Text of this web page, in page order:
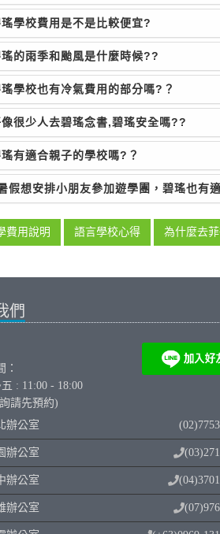
學校費用是不是比較便宜?
的雨季和颱風是什麼時候??
學校也有冷氣費用的部分嗎?？
很少人去碧瑤念書,碧瑤安全嗎??
有適合親子的學校嗎?？
假想安排小朋友參加遊學團，碧瑤也有
費用說明 語言學校心得 為什麼去
們
：
: 11:00 - 18:00
請先預約)
辦公室
辦公室
辦公室
辦公室